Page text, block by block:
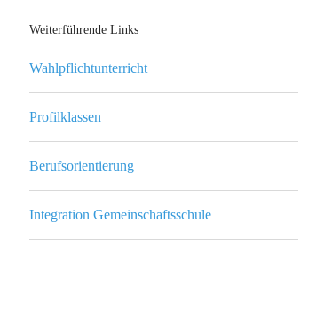
Weiterführende Links
Wahlpflichtunterricht
Profilklassen
Berufsorientierung
Integration Gemeinschaftsschule